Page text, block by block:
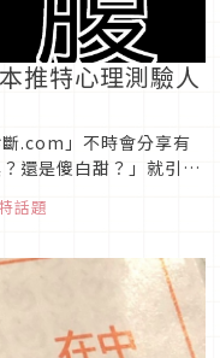
推特心理測驗人
.com」不時會分享有
還是傻白甜？」就引發
話題